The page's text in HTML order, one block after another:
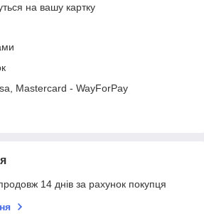
на вашу картку
Mastercard - WayForPay
14 днів за рахунок покупця